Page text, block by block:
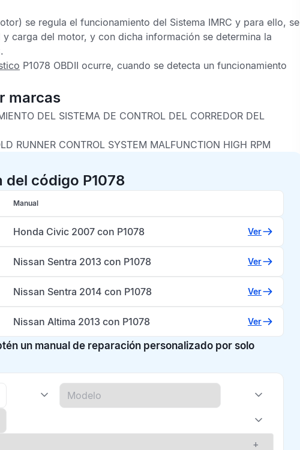
se regula el funcionamiento del Sistema IMRC y para ello, se
carga del motor, y con dicha información se determina la
P1078 OBDII ocurre, cuando se detecta un funcionamiento
marcas
DEL SISTEMA DE CONTROL DEL CORREDOR DEL
RUNNER CONTROL SYSTEM MALFUNCTION HIGH RPM
código P1078
Manual
Honda Civic 2007 con P1078 Ver
Nissan Sentra 2013 con P1078 Ver
Nissan Sentra 2014 con P1078 Ver
Nissan Altima 2013 con P1078 Ver
un manual de reparación personalizado por solo
+